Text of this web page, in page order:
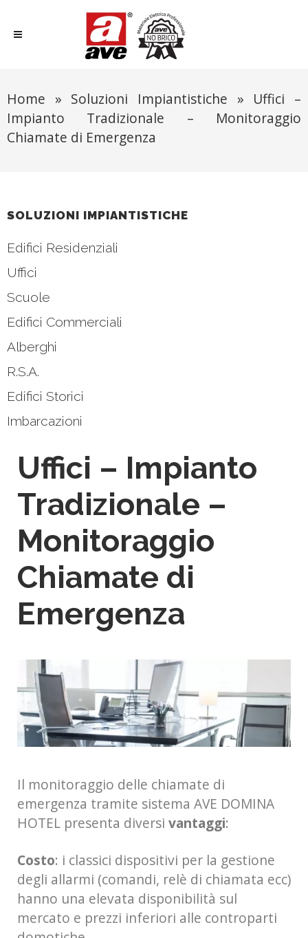
Home » Soluzioni Impiantistiche » Uffici –
Impianto Tradizionale – Monitoraggio
Chiamate di Emergenza
SOLUZIONI IMPIANTISTICHE
Edifici Residenziali
Uffici
Scuole
Edifici Commerciali
Alberghi
R.S.A.
Edifici Storici
Imbarcazioni
Uffici – Impianto
Tradizionale –
Monitoraggio
Chiamate di
Emergenza
Il monitoraggio delle chiamate di
emergenza tramite sistema AVE DOMINA
HOTEL presenta diversi vantaggi:
Costo: i classici dispositivi per la gestione
degli allarmi (comandi, relè di chiamata ecc)
hanno una elevata disponibilità sul
mercato e prezzi inferiori alle controparti